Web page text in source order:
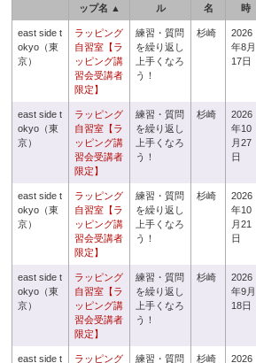
ップ名 ▲
ル
名
時
east side t
okyo（東
京）
ラッピング
自習室【ラ
ッピング講
習会受講者
限定】
練習・質問
を繰り返し
上手くなろ
う！
杉崎
2026
年8月
17日
east side t
okyo（東
京）
ラッピング
自習室【ラ
ッピング講
習会受講者
限定】
練習・質問
を繰り返し
上手くなろ
う！
杉崎
2026
年10
月27
日
east side t
okyo（東
京）
ラッピング
自習室【ラ
ッピング講
習会受講者
限定】
練習・質問
を繰り返し
上手くなろ
う！
杉崎
2026
年10
月21
日
east side t
okyo（東
京）
ラッピング
自習室【ラ
ッピング講
習会受講者
限定】
練習・質問
を繰り返し
上手くなろ
う！
杉崎
2026
年9月
18日
east side t
ラッピング
練習・質問
杉崎
2026